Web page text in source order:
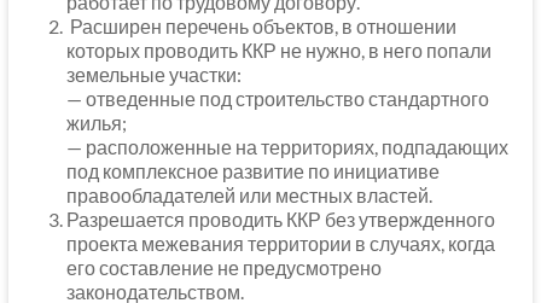
Расширен перечень объектов, в отношении
которых проводить ККР не нужно, в него попали
земельные участки:
— отведенные под строительство стандартного
жилья;
— расположенные на территориях, подпадающих
под комплексное развитие по инициативе
правообладателей или местных властей.
Разрешается проводить ККР без утвержденного
проекта межевания территории в случаях, когда
его составление не предусмотрено
законодательством.